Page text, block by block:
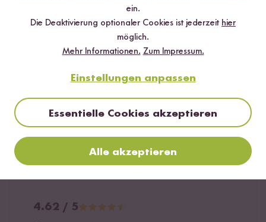
Paella Pfanne Paella Reis
ab 5,59 €
Das sagen unsere Kund:innen
21 Bewertungen3 Fragen
4.62 / 5
ein.
Die Deaktivierung optionaler Cookies ist jederzeit hier
möglich.
Mehr Informationen. Zum Impressum.
Einstellungen anpassen
Essentielle Cookies akzeptieren
Alle akzeptieren